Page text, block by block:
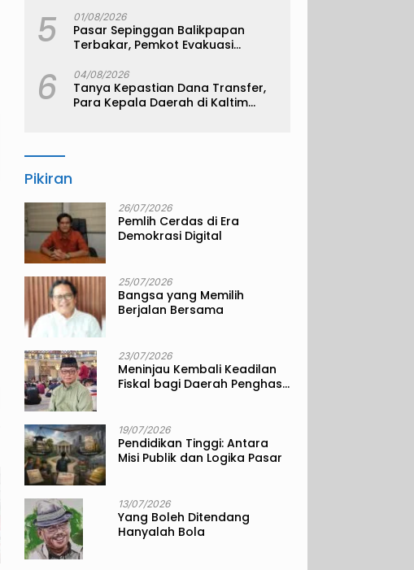
5 01/08/2026
Pasar Sepinggan Balikpapan
Terbakar, Pemkot Evakuasi
6 04/08/2026
Tanya Kepastian Dana Transfer,
Para Kepala Daerah di Kaltim
Pikiran
26/07/2026
Pemlih Cerdas di Era
Demokrasi Digital
25/07/2026
Bangsa yang Memilih
Berjalan Bersama
23/07/2026
Meninjau Kembali Keadilan
Fiskal bagi Daerah Penghasil
19/07/2026
Pendidikan Tinggi: Antara
Misi Publik dan Logika Pasar
13/07/2026
Yang Boleh Ditendang
Hanyalah Bola